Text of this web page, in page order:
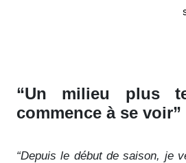
“Un milieu plus
commence à se voir”
“Depuis le début de saison, je